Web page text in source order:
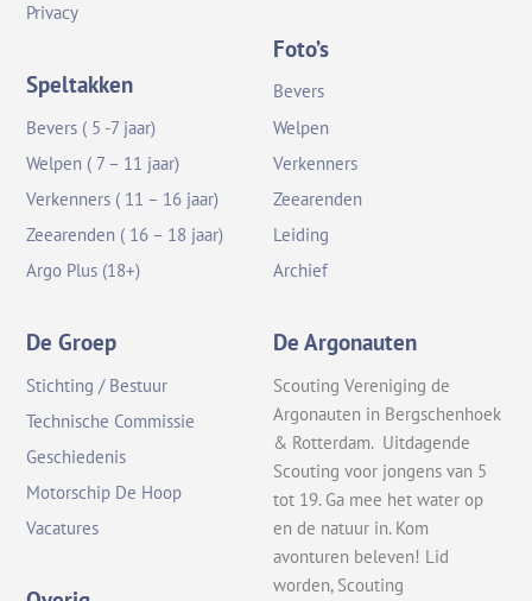
Privacy
Speltakken
Bevers ( 5 -7 jaar)
Welpen ( 7 – 11 jaar)
Verkenners ( 11 – 16 jaar)
Zeearenden ( 16 – 18 jaar)
Argo Plus (18+)
Foto’s
Bevers
Welpen
Verkenners
Zeearenden
Leiding
Archief
De Groep
Stichting / Bestuur
Technische Commissie
Geschiedenis
Motorschip De Hoop
Vacatures
De Argonauten
Scouting Vereniging de
Argonauten in Bergschenhoek
& Rotterdam. Uitdagende
Scouting voor jongens van 5
tot 19. Ga mee het water op
en de natuur in. Kom
avonturen beleven! Lid
worden, Scouting